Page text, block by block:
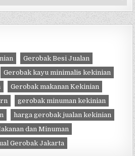
Gerobak Besi Jualan
Gerobak kayu minimalis kekinian
Gerobak makanan Kekinian
gerobak minuman kekinian
harga gerobak jualan kekinian
dan Minuman
Gerobak Jakarta